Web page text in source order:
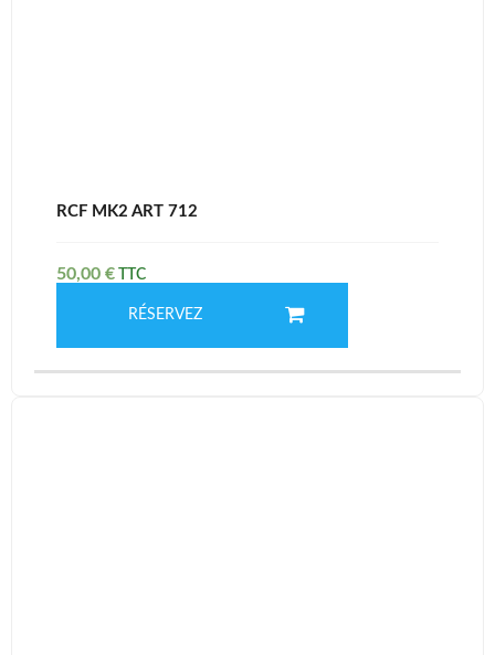
RCF MK2 ART 712
50,00 €
RÉSERVEZ